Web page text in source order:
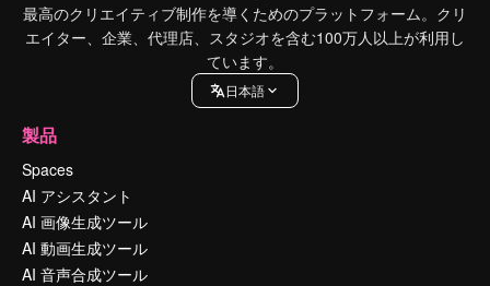
最高のクリエイティブ制作を導くためのプラットフォーム。クリ
エイター、企業、代理店、スタジオを含む100万人以上が利用し
ています。
日本語
製品
Spaces
AI アシスタント
AI 画像生成ツール
AI 動画生成ツール
AI 音声合成ツール